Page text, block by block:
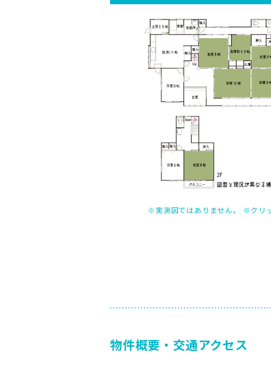
※実測図ではありません。 ※クリ
物件概要・交通アクセス